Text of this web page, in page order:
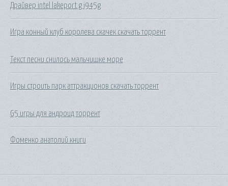
Драйвер intel lakeport g i945g
Игра конный клуб королева скачек скачать торрент
Текст песни снилось мальчишке море
Игры строить парк аттракционов скачать торрент
G5 игры для андроид торрент
Фоменко анатолий книги